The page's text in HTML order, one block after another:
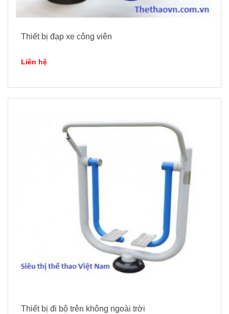
Thiết bị đạp xe công viên
Liên hệ
Thiết bị đi bộ trên không ngoài trời